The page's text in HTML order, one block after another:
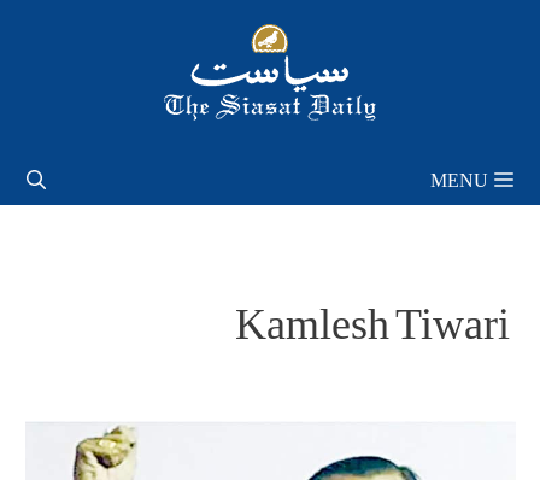
MENU
Kamlesh Tiwari